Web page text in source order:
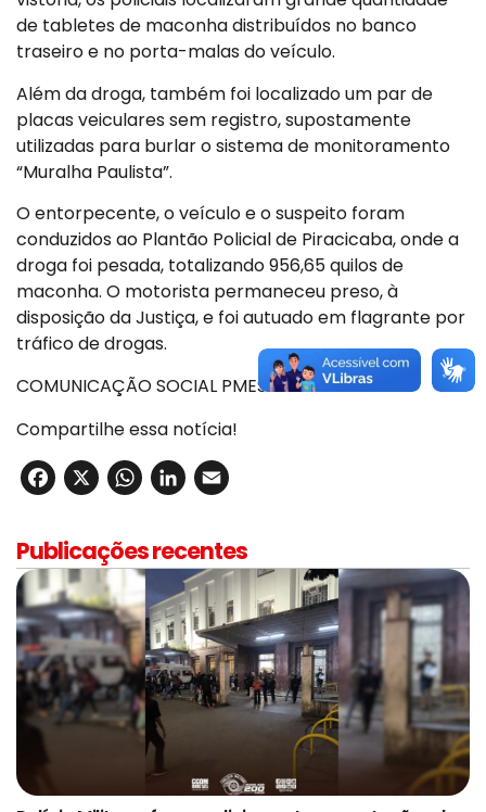
de tabletes de maconha distribuídos no banco
traseiro e no porta-malas do veículo.
Além da droga, também foi localizado um par de
placas veiculares sem registro, supostamente
utilizadas para burlar o sistema de monitoramento
“Muralha Paulista”.
O entorpecente, o veículo e o suspeito foram
conduzidos ao Plantão Policial de Piracicaba, onde a
droga foi pesada, totalizando 956,65 quilos de
maconha. O motorista permaneceu preso, à
disposição da Justiça, e foi autuado em flagrante por
tráfico de drogas.
COMUNICAÇÃO SOCIAL PMESP
Compartilhe essa notícia!
Facebook
X WhatsApp
LinkedIn
Publicações recentes